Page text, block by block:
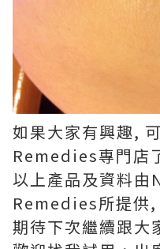
如果大家有興趣,
Remedies專門店
以上產品及資料
Remedies所提供,
期待下次繼續跟大